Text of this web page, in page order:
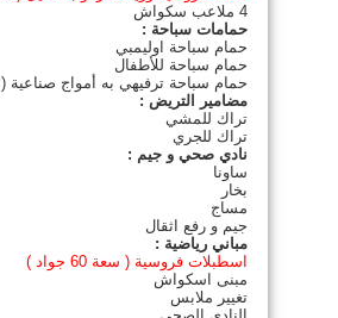
4 ملاعب سكواش
حمامات سباحة :
حمام سباحة اوليمبي
حمام سباحة للأطفال
حمام سباحة ترفيهي به أمواج صناعية ( wave pool )
مضامير التريض :
تراك للمشي
تراك للجري
نادي صحي و جيم :
ساونا
بخار
مساج
جيم و رفع اثقال
مباني رياضية :
اسطبلات فروسية ( سعة 60 جواد )
مبنى اسكواش
تغيير ملابس